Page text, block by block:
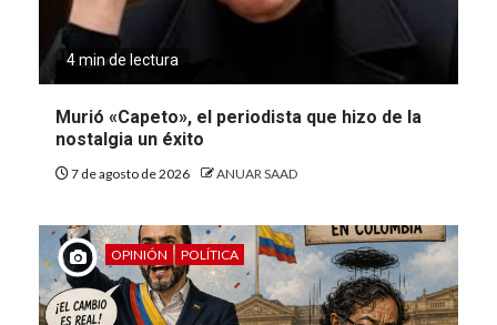
4 min de lectura
Murió «Capeto», el periodista que hizo de la
nostalgia un éxito
7 de agosto de 2026 ANUAR SAAD
OPINIÓN POLÍTICA